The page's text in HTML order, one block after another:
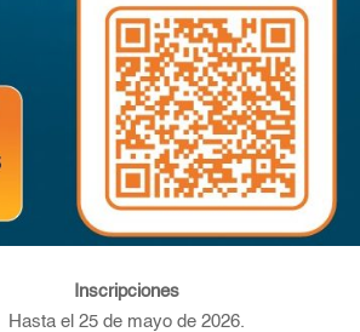
Inscripciones
Hasta el 25 de mayo de 2026.